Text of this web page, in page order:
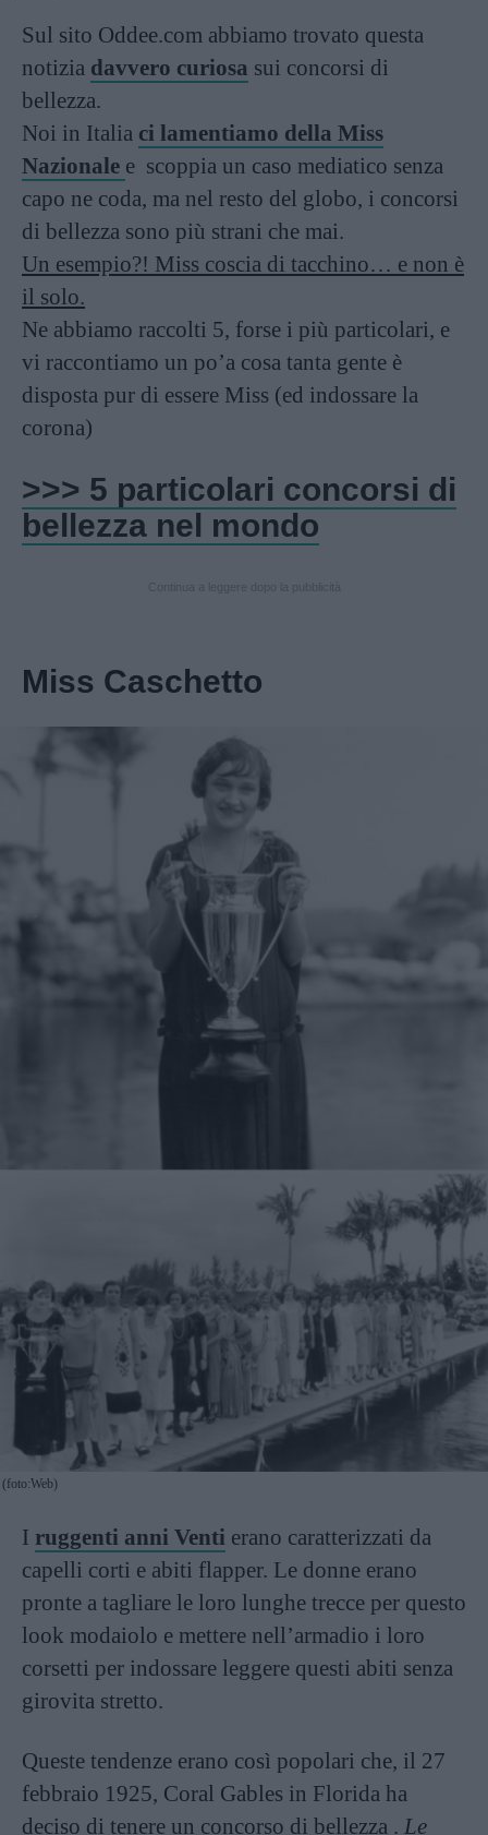
Sul sito Oddee.com abbiamo trovato questa
notizia davvero curiosa sui concorsi di
bellezza.
Noi in Italia ci lamentiamo della Miss
Nazionale e scoppia un caso mediatico senza
capo ne coda, ma nel resto del globo, i concorsi
di bellezza sono più strani che mai.
Un esempio?! Miss coscia di tacchino… e non è
il solo.
Ne abbiamo raccolti 5, forse i più particolari, e
vi raccontiamo un po’a cosa tanta gente è
disposta pur di essere Miss (ed indossare la
corona)
>>> 5 particolari concorsi di
bellezza nel mondo
Miss Caschetto
(foto:Web)
I ruggenti anni Venti erano caratterizzati da
capelli corti e abiti flapper. Le donne erano
pronte a tagliare le loro lunghe trecce per questo
look modaiolo e mettere nell’armadio i loro
corsetti per indossare leggere questi abiti senza
girovita stretto.
Queste tendenze erano così popolari che, il 27
febbraio 1925, Coral Gables in Florida ha
deciso di tenere un concorso di bellezza . Le